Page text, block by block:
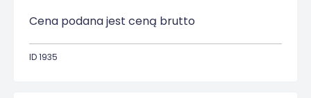
Cena podana jest ceną brutto
ID 1935